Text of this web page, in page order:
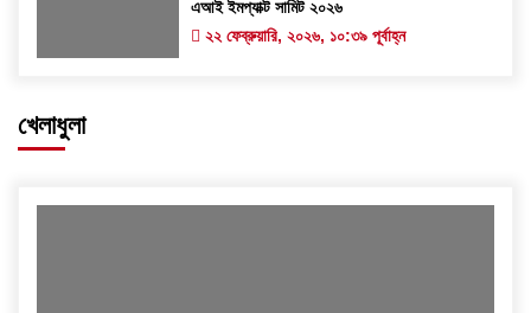
এআই ইমপ্যাক্ট সামিট ২০২৬
২২ ফেব্রুয়ারি, ২০২৬, ১০:৩৯ পূর্বাহ্ন
খেলাধুলা